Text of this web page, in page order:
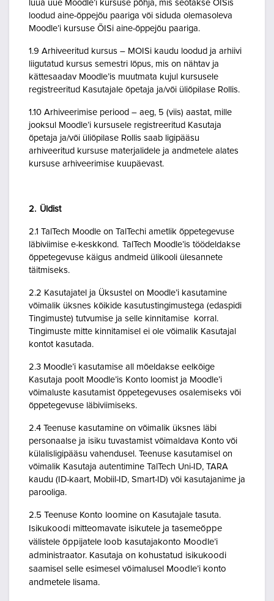
luua uue Moodle’i kursuse põhja, mis seotakse ÕISis
loodud aine-õppejõu paariga või siduda olemasoleva
Moodle’i kursuse ÕISi aine-õppejõu paariga.
1.9 Arhiveeritud kursus – MOISi kaudu loodud ja arhiivi
liigutatud kursus semestri lõpus, mis on nähtav ja
kättesaadav Moodle’is muutmata kujul kursusele
registreeritud Kasutajale õpetaja ja/või üliõpilase Rollis.
1.10 Arhiveerimise periood – aeg, 5 (viis) aastat, mille
jooksul Moodle’i kursusele registreeritud Kasutaja
õpetaja ja/või üliõpilase Rollis saab ligipääsu
arhiveeritud kursuse materjalidele ja andmetele alates
kursuse arhiveerimise kuupäevast.
2. Üldist
2.1 TalTech Moodle on TalTechi ametlik õppetegevuse
läbiviimise e-keskkond. TalTech Moodle’is töödeldakse
õppetegevuse käigus andmeid ülikooli ülesannete
täitmiseks.
2.2 Kasutajatel ja Üksustel on Moodle’i kasutamine
võimalik üksnes kõikide kasutustingimustega (edaspidi
Tingimuste) tutvumise ja selle kinnitamise korral.
Tingimuste mitte kinnitamisel ei ole võimalik Kasutajal
kontot kasutada.
2.3 Moodle’i kasutamise all mõeldakse eelkõige
Kasutaja poolt Moodle’is Konto loomist ja Moodle’i
võimaluste kasutamist õppetegevuses osalemiseks või
õppetegevuse läbiviimiseks.
2.4 Teenuse kasutamine on võimalik üksnes läbi
personaalse ja isiku tuvastamist võimaldava Konto või
külalisligipääsu vahendusel. Teenuse kasutamisel on
võimalik Kasutaja autentimine TalTech Uni-ID, TARA
kaudu (ID-kaart, Mobiil-ID, Smart-ID) või kasutajanime ja
parooliga.
2.5 Teenuse Konto loomine on Kasutajale tasuta.
Isikukoodi mitteomavate isikutele ja tasemeõppe
välistele õppijatele loob kasutajakonto Moodle’i
administraator. Kasutaja on kohustatud isikukoodi
saamisel selle esimesel võimalusel Moodle’i konto
andmetele lisama.